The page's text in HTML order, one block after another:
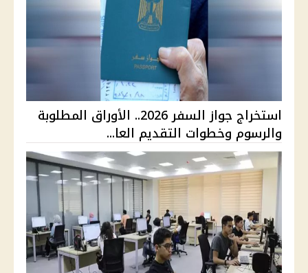
استخراج جواز السفر 2026.. الأوراق المطلوبة
والرسوم وخطوات التقديم العا...